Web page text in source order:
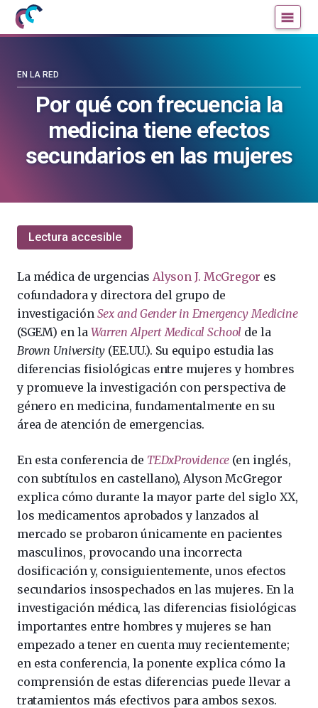
Mujeres
con
blog
Por qué con frecuencia la
medicina tiene efectos
secundarios en las mujeres
EN LA RED
Lectura accesible
La médica de urgenciasAlyson J. McGregor es
cofundadora y directora del grupo de
investigación Sex and Gender in Emergency Medicine
(SGEM) en la Warren Alpert Medical School de la
Brown University (EE.UU.). Su equipo estudia las
diferencias fisiológicas entre mujeres y hombres
y promueve la investigación con perspectiva de
género en medicina, fundamentalmente en su
área de atención de emergencias.
En esta conferencia de TEDxProvidence (en inglés,
con subtítulos en castellano), Alyson McGregor
explica cómo durante la mayor parte del siglo XX,
los medicamentos aprobados y lanzados al
mercado se probaron únicamente en pacientes
masculinos, provocando una incorrecta
dosificación y, consiguientemente, unos efectos
secundarios insospechados en las mujeres. En la
investigación médica, las diferencias fisiológicas
importantes entre hombres y mujeres se han
empezado a tener en cuenta muy recientemente;
en esta conferencia, la ponente explica cómo la
comprensión de estas diferencias puede llevar a
tratamientos más efectivos para ambos sexos.